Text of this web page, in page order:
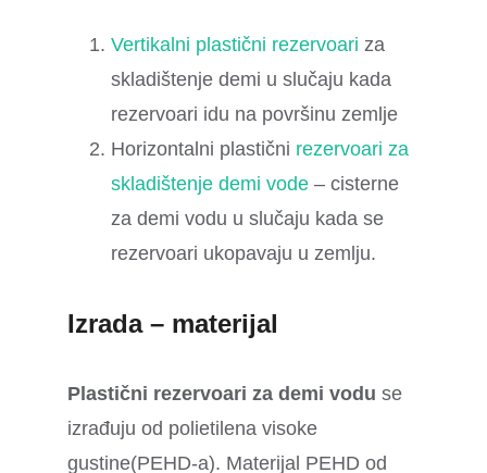
Vertikalni plastični rezervoari za
skladištenje demi u slučaju kada
rezervoari idu na površinu zemlje
Horizontalni plastični rezervoari za
skladištenje demi vode – cisterne
za demi vodu u slučaju kada se
rezervoari ukopavaju u zemlju.
Izrada – materijal
Plastični rezervoari za demi vodu se
izrađuju od polietilena visoke
gustine(PEHD-a). Materijal PEHD od